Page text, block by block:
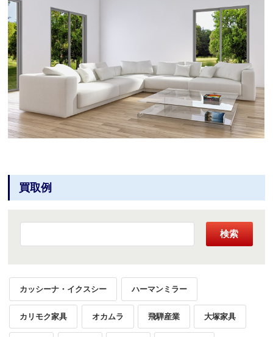
買取例
検索
カッシーナ・イクスシー ハーマンミラー
カリモク家具 オカムラ 飛騨産業 大塚家具